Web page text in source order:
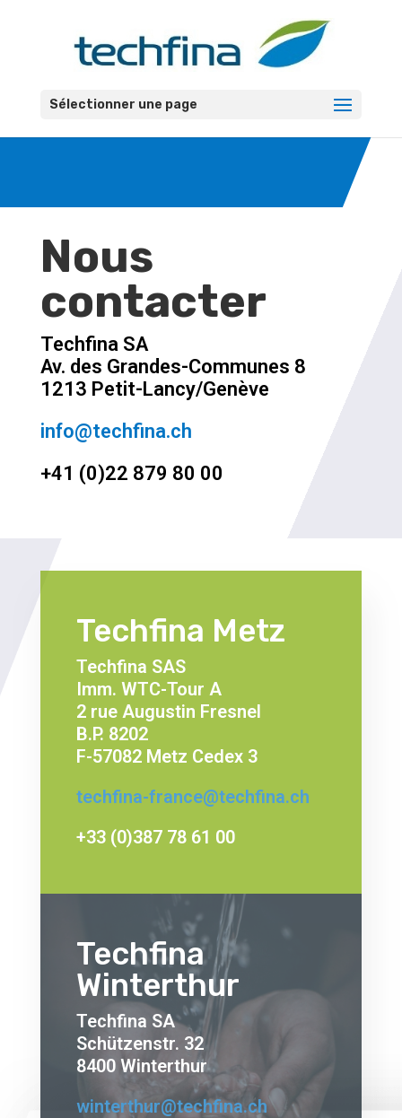
Sélectionner une page
Nous
contacter
Techfina SA
Av. des Grandes-Communes 8
1213 Petit-Lancy/Genève
info@techfina.ch
+41 (0)22 879 80 00
Techfina Metz
Techfina SAS
Imm. WTC-Tour A
2 rue Augustin Fresnel
B.P. 8202
F-57082 Metz Cedex 3
techfina-france@techfina.ch
+33 (0)387 78 61 00
Techfina
Winterthur
Techfina SA
Schützenstr. 32
8400 Winterthur
winterthur@techfina.ch